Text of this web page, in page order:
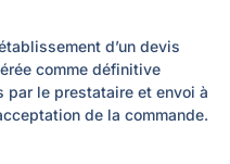
d’un devis
comme définitive
par le prestataire et envoi à
de la commande.